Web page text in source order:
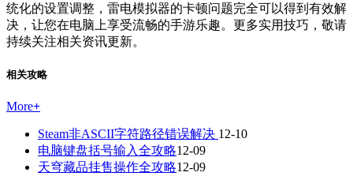
统化的设置调整，雷电模拟器的卡顿问题完全可以得到有效解
决，让您在电脑上享受流畅的手游乐趣。更多实用技巧，敬请
持续关注相关资讯更新。
相关攻略
More+
Steam非ASCII字符路径错误解决 12-10
电脑键盘括号输入全攻略12-09
天穹藏品挂售操作全攻略12-09